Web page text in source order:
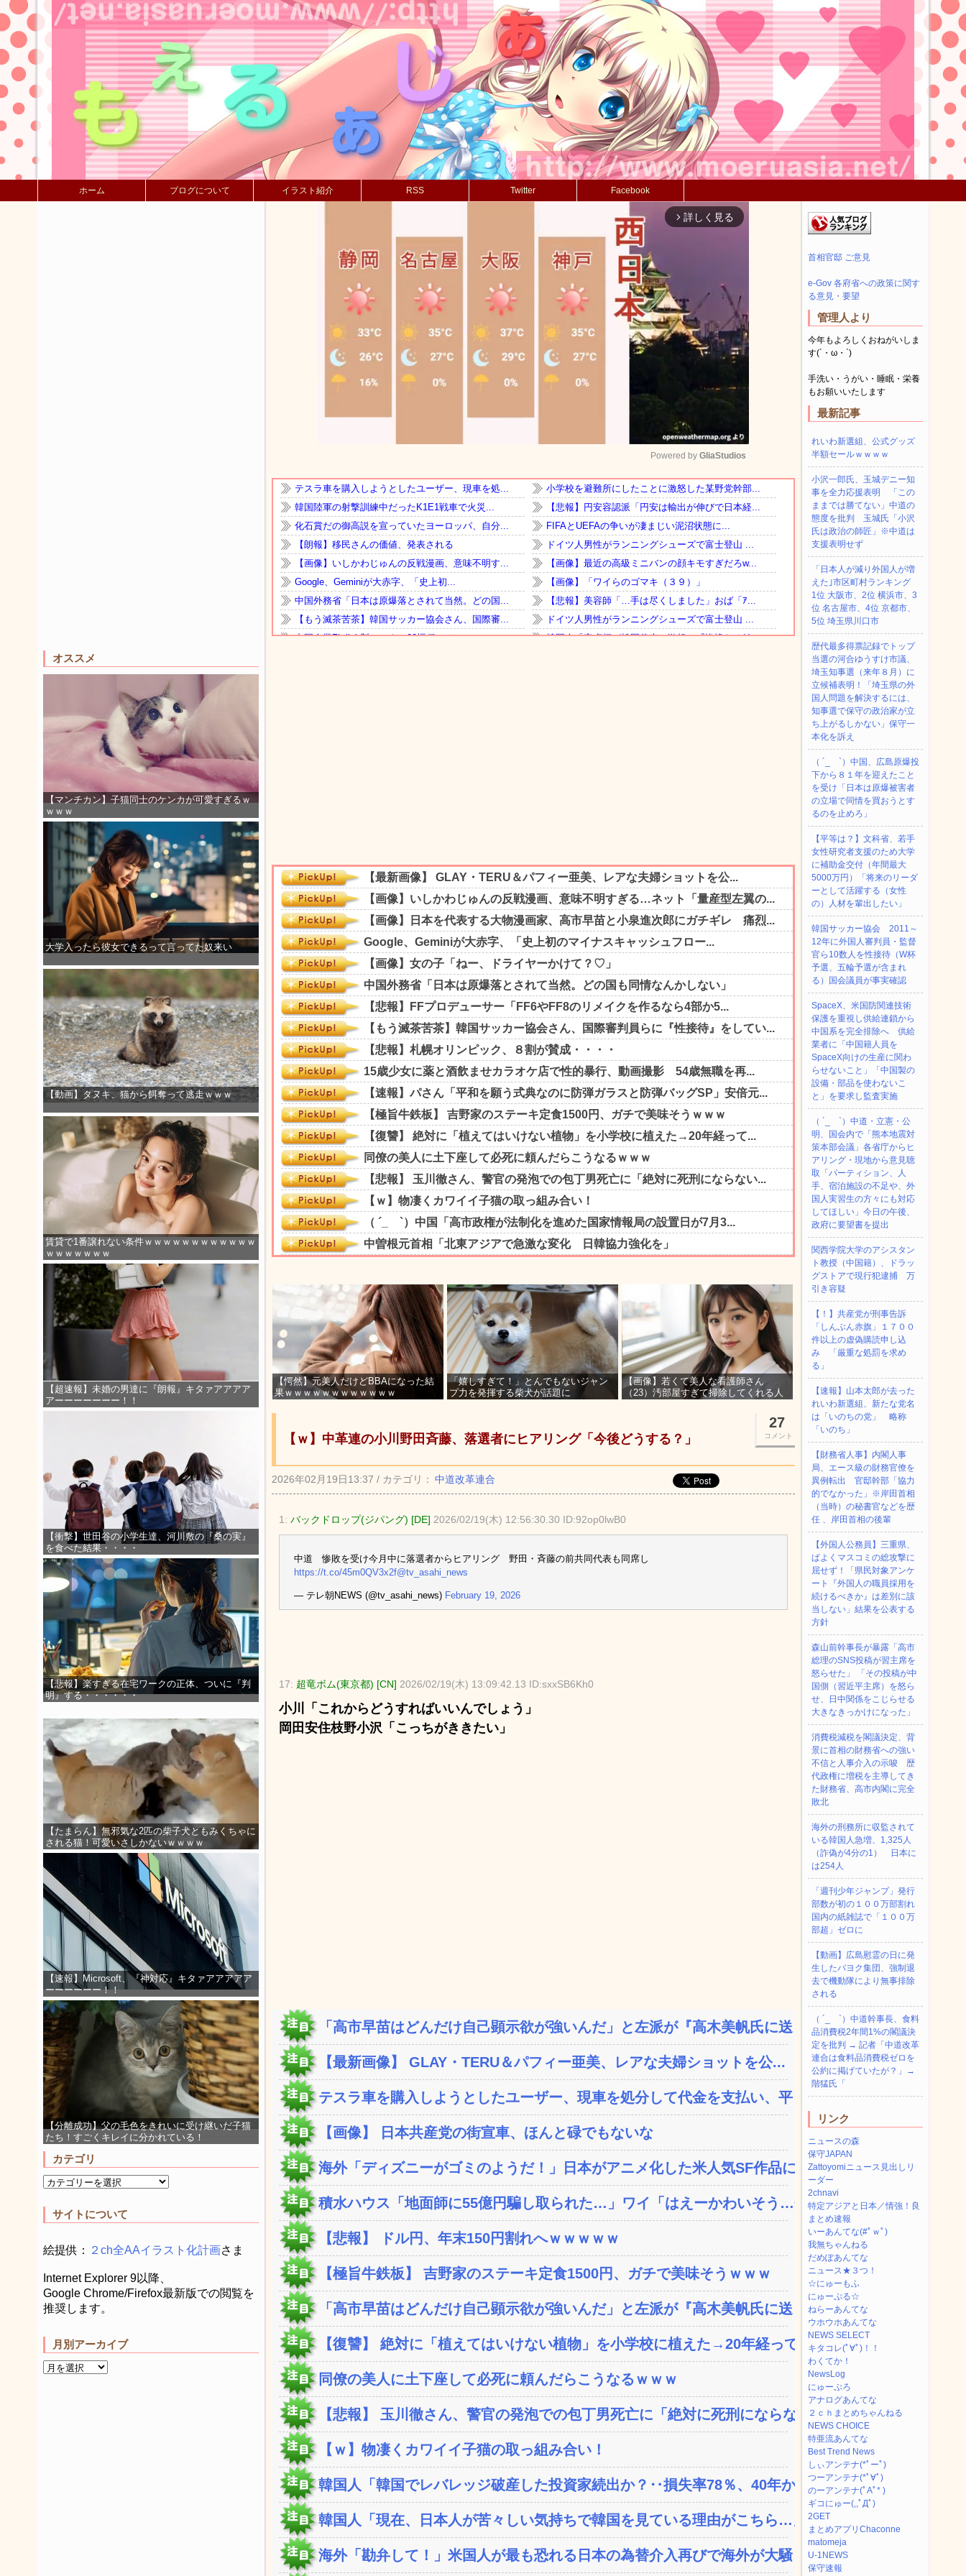
ホーム ブログについて イラスト紹介 RSS Twitter Facebook
オススメ
【マンチカン】子猫同士のケンカが可愛すぎるｗ
ｗｗｗ
大学入ったら彼女できるって言ってた奴来い
【動画】タヌキ、猫から餌奪って逃走ｗｗｗ
賃貸で1番譲れない条件ｗｗｗｗｗｗｗｗｗｗｗｗ
ｗｗｗｗｗｗｗ
【超速報】未婚の男達に『朗報』キタァアアアア
アーーーーーーー！！
【衝撃】世田谷の小学生達、河川敷の『桑の実』
を食べた結果・・・・
【悲報】楽すぎる在宅ワークの正体、ついに『判
明』する・・・・・・
【たまらん】無邪気な2匹の柴子犬ともみくちゃに
される猫！可愛いさしかないｗｗｗｗ
【速報】Microsoft、『神対応』キタァアアアアア
ーーーーーー！！
【分離成功】父の毛色をきれいに受け継いだ子猫
たち！すごくキレイに分かれている！
カテゴリ
サイトについて
絵提供： ２ch全AAイラスト化計画さま
Internet Explorer 9以降、
Google Chrome/Firefox最新版での閲覧を
推奨します。
月別アーカイブ
arrow_forward_ios 詳しく見る
Mute
Powered by GliaStudios
【愕然】元美人だけどBBAになった結
果ｗｗｗｗｗｗｗｗｗｗｗｗ
「嬉しすぎて！」とんでもないジャン
プ力を発揮する柴犬が話題に
【画像】若くて美人な看護師さん
（23）汚部屋すぎて掃除してくれる人
27
コメント
【ｗ】中革連の小川野田斉藤、落選者にヒアリング「今後どうする？」
2026年02月19日13:37 / カテゴリ： 中道改革連合
1: バックドロップ(ジパング) [DE] 2026/02/19(木) 12:56:30.30 ID:92op0lwB0
中道 惨敗を受け今月中に落選者からヒアリング 野田・斉藤の前共同代表も同席し
https://t.co/45m0QV3x2f@tv_asahi_news
— テレ朝NEWS (@tv_asahi_news) February 19, 2026
17: 超竜ボム(東京都) [CN] 2026/02/19(木) 13:09:42.13 ID:sxxSB6Kh0
小川「これからどうすればいいんでしょう」
岡田安住枝野小沢「こっちがききたい」
「高市早苗はどんだけ自己顕示欲が強いんだ」と左派が『高木美帆氏に送られ...
【最新画像】 GLAY・TERU＆パフィー亜美、レアな夫婦ショットを公...
テスラ車を購入しようとしたユーザー、現車を処分して代金を支払い、平日の...
【画像】 日本共産党の街宣車、ほんと碌でもないな
海外「ディズニーがゴミのようだ！」日本がアニメ化した米人気SF作品に絶...
積水ハウス「地面師に55億円騙し取られた…」ワイ「はえーかわいそう…会...
【悲報】 ドル円、年末150円割れへｗｗｗｗｗ
【極旨牛鉄板】 吉野家のステーキ定食1500円、ガチで美味そうｗｗｗ
「高市早苗はどんだけ自己顕示欲が強いんだ」と左派が『高木美帆氏に送られ...
【復讐】 絶対に「植えてはいけない植物」を小学校に植えた→20年経って...
同僚の美人に土下座して必死に頼んだらこうなるｗｗｗ
【悲報】 玉川徹さん、警官の発泡での包丁男死亡に「絶対に死刑にならない...
【ｗ】物凄くカワイイ子猫の取っ組み合い！
韓国人「韓国でレバレッジ破産した投資家続出か？‥損失率78％、40年か...
韓国人「現在、日本人が苦々しい気持ちで韓国を見ている理由がこちら…」→...
海外「勘弁して！」米国人が最も恐れる日本の為替介入再びで海外が大騒ぎ
首相官邸 ご意見
e-Gov 各府省への政策に関す
る意見・要望
管理人より
今年もよろしくおねがいしま
す(´・ω・`)
手洗い・うがい・睡眠・栄養
もお願いいたします
最新記事
れいわ新選組、公式グッズ
半額セールｗｗｗｗ
小沢一郎氏、玉城デニー知
事を全力応援表明 「この
ままでは勝てない」中道の
態度を批判 玉城氏「小沢
氏は政治の師匠」※中道は
支援表明せず
「日本人が減り外国人が増
えた｣市区町村ランキング
1位 大阪市、2位 横浜市、3
位 名古屋市、4位 京都市、
5位 埼玉県川口市
歴代最多得票記録でトップ
当選の河合ゆうすけ市議、
埼玉知事選（来年８月）に
立候補表明！「埼玉県の外
国人問題を解決するには、
知事選で保守の政治家が立
ち上がるしかない」保守一
本化を訴え
（ ´_ゝ`）中国、広島原爆投
下から８１年を迎えたこと
を受け「日本は原爆被害者
の立場で同情を買おうとす
るのを止めろ」
【平等は？】文科省、若手
女性研究者支援のため大学
に補助金交付（年間最大
5000万円）「将来のリーダ
ーとして活躍する（女性
の）人材を輩出したい」
韓国サッカー協会 2011～
12年に外国人審判員・監督
官ら10数人を性接待（W杯
予選、五輪予選が含まれ
る）国会議員が事実確認
SpaceX、米国防関連技術
保護を重視し供給連鎖から
中国系を完全排除へ 供給
業者に「中国籍人員を
SpaceX向けの生産に関わ
らせないこと」「中国製の
設備・部品を使わないこ
と」を要求し監査実施
（ ´_ゝ`）中道・立憲・公
明、国会内で「熊本地震対
策本部会議」各省庁からヒ
アリング・現地から意見聴
取「パーティション、人
手、宿泊施設の不足や、外
国人実習生の方々にも対応
してほしい」今日の午後、
政府に要望書を提出
関西学院大学のアシスタン
ト教授（中国籍）、ドラッ
グストアで現行犯逮捕 万
引き容疑
【！】共産党が刑事告訴
「しんぶん赤旗」１７００
件以上の虚偽購読申し込
み 「厳重な処罰を求め
る」
【速報】山本太郎が去った
れいわ新選組、新たな党名
は「いのちの党」 略称
「いのち」
【財務省人事】内閣人事
局、エース級の財務官僚を
異例転出 官邸幹部「協力
的でなかった」※岸田首相
（当時）の秘書官などを歴
任 、岸田首相の後輩
【外国人公務員】三重県、
ぱよくマスコミの総攻撃に
屈せず！「県民対象アンケ
ート『外国人の職員採用を
続けるべきか』は差別に該
当しない」結果を公表する
方針
森山前幹事長が暴露「高市
総理のSNS投稿が習主席を
怒らせた」 「その投稿が中
国側（習近平主席）を怒ら
せ、日中関係をこじらせる
大きなきっかけになった」
消費税減税を閣議決定、背
景に首相の財務省への強い
不信と人事介入の示唆 歴
代政権に増税を主導してき
た財務省、高市内閣に完全
敗北
海外の刑務所に収監されて
いる韓国人急増、1,325人
（詐偽が4分の1） 日本に
は254人
「週刊少年ジャンプ」発行
部数が初の１００万部割れ
国内の紙雑誌で「１００万
部超」ゼロに
【動画】広島慰霊の日に発
生したパヨク集団、強制退
去で機動隊により無事排除
される
（ ´_ゝ`）中道幹事長、食料
品消費税2年間1%の閣議決
定を批判 → 記者「中道改革
連合は食料品消費税ゼロを
公約に掲げていたが？」→
階猛氏「
リンク
ニュースの森
保守JAPAN
Zattoyomiニュース見出しリ
ーダー
2chnavi
特定アジアと日本／情強！良
まとめ速報
いーあんてな(#ﾟｗﾟ)
我無ちゃんねる
だめぽあんてな
ニュース★３つ！
☆にゅーもふ
にゅーぷる☆
ねらーあんてな
ウホウホあんてな
NEWS SELECT
キタコレ(ﾟ∀ﾟ)！！
わくてか！
NewsLog
にゅーぷろ
アナログあんてな
２ｃｈまとめちゃんねる
NEWS CHOICE
特亜流あんてな
Best Trend News
しぃアンテナ(*ﾟーﾟ)
つーアンテナ(*ﾟ∀ﾟ)
のーアンテナ(ﾟAﾟ* )
ギコにゅー(,,ﾟДﾟ)
2GET
まとめアプリChaconne
matomeja
U-1NEWS
保守速報